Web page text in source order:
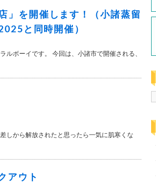
」を開催します！（小諸蒸留
と同時開催）
ルボーイです。 今回は、小諸市で開催される、
しから解放されたと思ったら一気に肌寒くな
アウト